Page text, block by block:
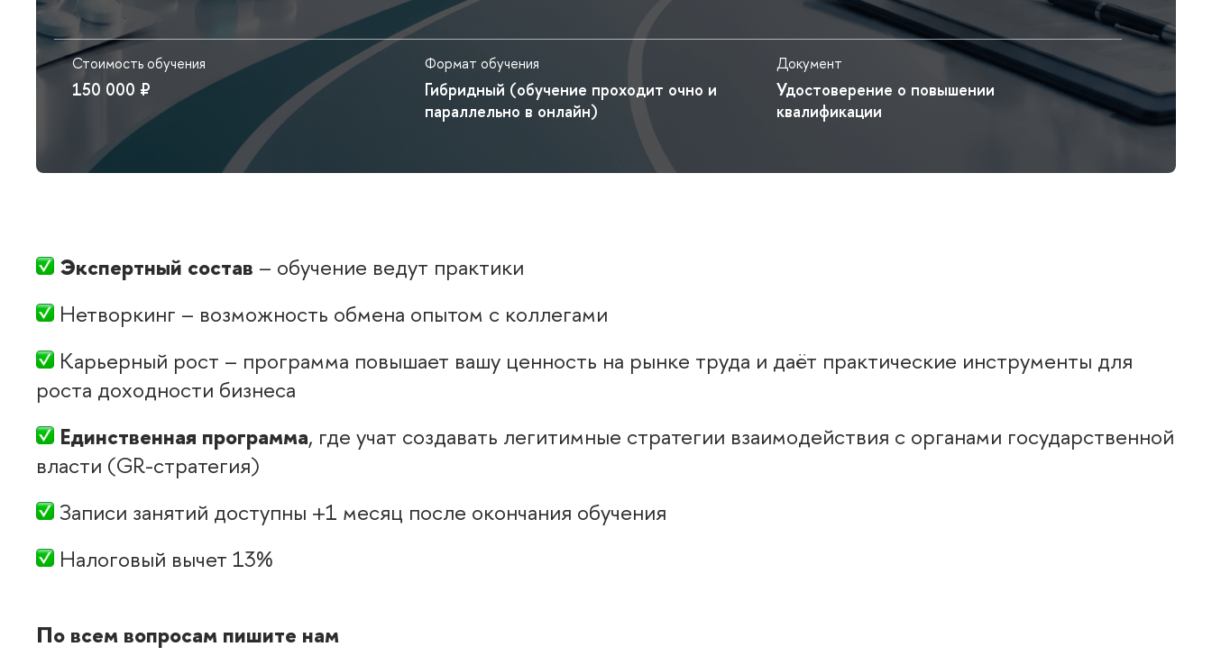
Стоимость обучения
150 000 ₽
Формат обучения
Гибридный (обучение проходит очно и
параллельно в онлайн)
Документ
Удостоверение о повышении
квалификации
Экспертный соста – обучение ведут практики
Нетворкинг – возможность обмена опытом с коллегами
Карьерный рост – программа повышает вашу ценность на рынке труда и даёт практические инструменты для
роста доходности бизнеса
Единственная программа, где учат создавать легитимные стратегии взаимодействия с органами государственной
ласти (GR-стратегия)
Записи занятий доступны +1 месяц после окончания обучения
Налоговый вычет 13%
По всем вопросам пишите нам